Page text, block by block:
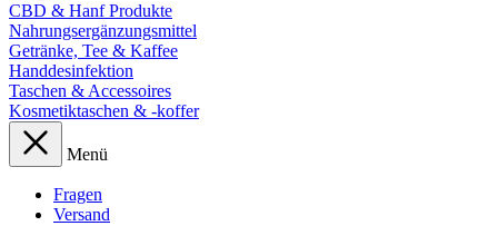
CBD & Hanf Produkte
Nahrungsergänzungsmittel
Getränke, Tee & Kaffee
Handdesinfektion
Taschen & Accessoires
Kosmetiktaschen & -koffer
Menü
Fragen
Versand